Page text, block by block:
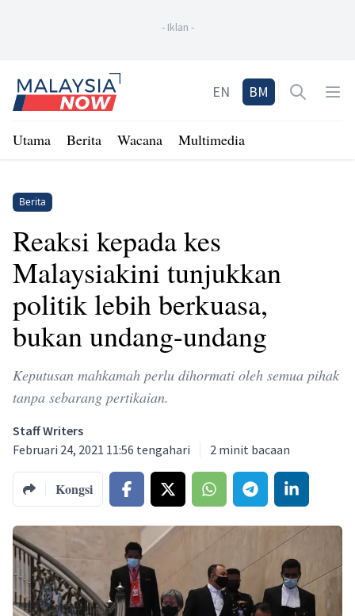
- Iklan -
Home
EN BM Open
Utama Berita Wacana Multimedia
Berita
Reaksi kepada kes
Malaysiakini tunjukkan
politik lebih berkuasa,
bukan undang-undang
Keputusan mahkamah perlu dihormati oleh semua pihak
tanpa sebarang pertikaian.
Staff Writers
Februari 24, 2021 11:56 tengahari
2 minit bacaan
Kongsi